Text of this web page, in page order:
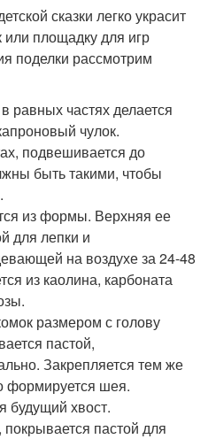
сказки легко украсит
или площадку для игр
поделки рассмотрим
равных частях делается
чулок.
подвешивается до
быть такими, чтобы
из формы. Верхняя ее
для лепки и
на воздухе за 24-48
из каолина, карбоната
размером с голову
пастой,
Закрепляется тем же
формируется шея.
будущий хвост.
пастой для